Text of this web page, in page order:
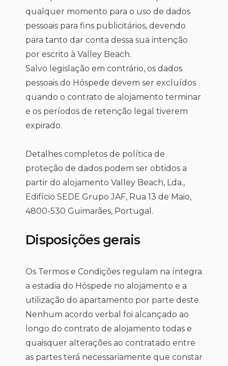
qualquer momento para o uso de dados
pessoais para fins publicitários, devendo
para tanto dar conta dessa sua intenção
por escrito à Valley Beach.
Salvo legislação em contrário, os dados
pessoais do Hóspede devem ser excluídos
quando o contrato de alojamento terminar
e os períodos de retenção legal tiverem
expirado.
Detalhes completos de política de
proteção de dados podem ser obtidos a
partir do alojamento Valley Beach, Lda.,
Edifício SEDE Grupo JAF, Rua 13 de Maio,
4800-530 Guimarães, Portugal.
Disposições gerais
Os Termos e Condições regulam na íntegra
a estadia do Hóspede no alojamento e a
utilização do apartamento por parte deste.
Nenhum acordo verbal foi alcançado ao
longo do contrato de alojamento todas e
quaisquer alterações ao contratado entre
as partes terá necessariamente que constar